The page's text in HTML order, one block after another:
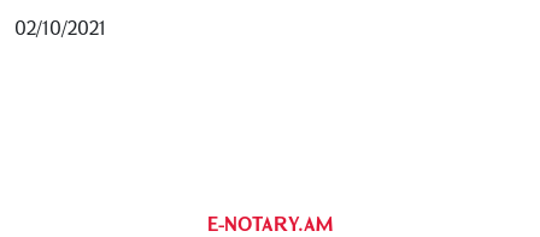
02/10/2021
E-NOTARY.AM